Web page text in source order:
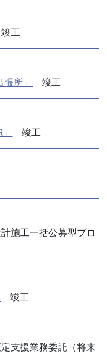
工
所」
竣工
竣工
施工一括公募型プロ
竣工
支援業務委託（将来